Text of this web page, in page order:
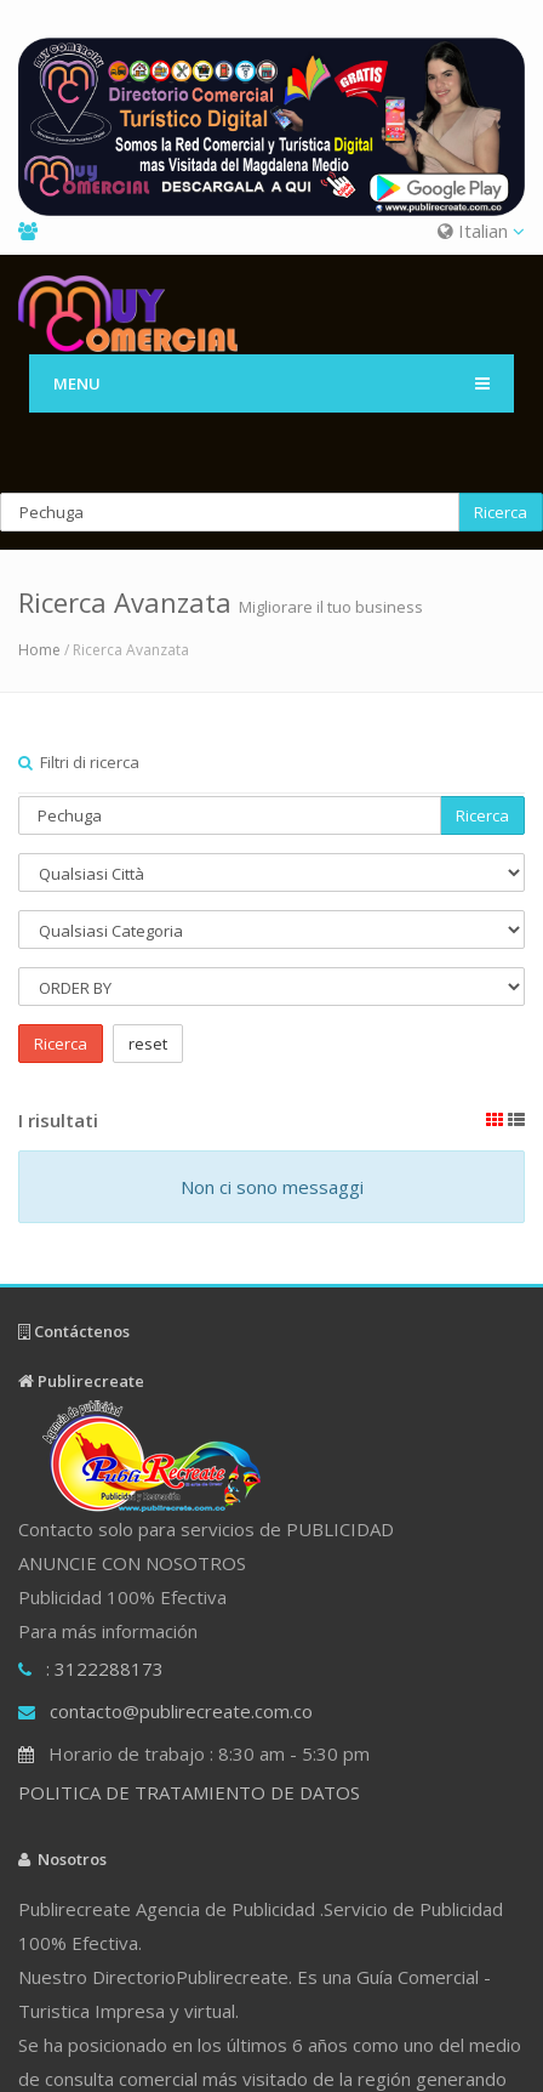
Italian
MENU
Ricerca
Ricerca Avanzata Migliorare il tuo business
Home / Ricerca Avanzata
Filtri di ricerca
Ricerca
Ricerca reset
I risultati
Non ci sono messaggi
Contáctenos
Publirecreate
Contacto solo para servicios de PUBLICIDAD
ANUNCIE CON NOSOTROS
Publicidad 100% Efectiva
Para más información
: 3122288173
contacto@publirecreate.com.co
Horario de trabajo : 8:30 am - 5:30 pm
POLITICA DE TRATAMIENTO DE DATOS
Nosotros
Publirecreate Agencia de Publicidad .Servicio de Publicidad
100% Efectiva.
Nuestro DirectorioPublirecreate. Es una Guía Comercial -
Turistica Impresa y virtual.
Se ha posicionado en los últimos 6 años como uno del medio
de consulta comercial más visitado de la región generando